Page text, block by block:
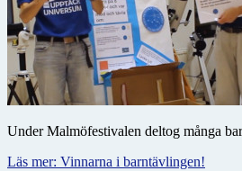
Under Malmöfestivalen deltog många
Läs mer: Vinnarna i barntävlingen!